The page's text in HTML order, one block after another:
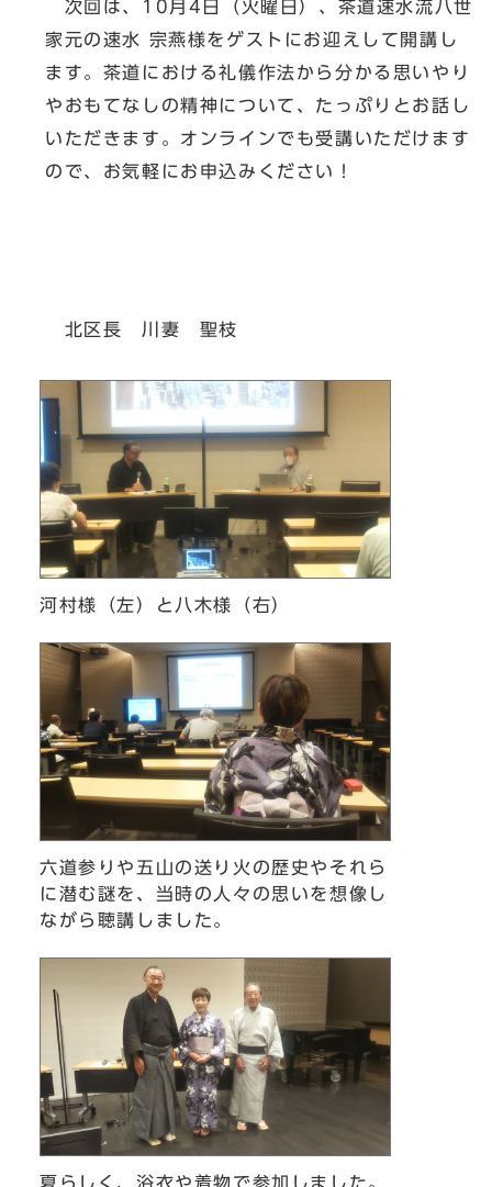
次回は、10月4日（火曜日）、茶道速水流八世
家元の速水 宗燕様をゲストにお迎えして開講し
ます。茶道における礼儀作法から分かる思いやり
やおもてなしの精神について、たっぷりとお話し
いただきます。オンラインでも受講いただけます
ので、お気軽にお申込みください！
北区長 川妻 聖枝
河村様（左）と八木様（右）
六道参りや五山の送り火の歴史やそれら
に潜む謎を、当時の人々の思いを想像し
ながら聴講しました。
夏らしく、浴衣や着物で参加しました。